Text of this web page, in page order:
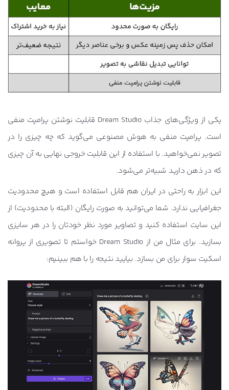
یکی از ویژگی‌های جذاب Dream Studio قابلیت نوشتن پرامپت منفی
است. پرامپت منفی به هوش مصنوعی می‌گوید که چه چیزی را در
تصویر نمی‌خواهید. با استفاده از این قابلیت خروجی نهایی به آن چیزی
که در ذهن دارید شبیه‌تر می‌شود.
این ابزار به راحتی در ایران هم قابل استفاده است و هیچ محدودیت
جغرافیایی ندارد. شما می‌توانید به صورت رایگان (البته با محدودیت) از
این سایت استفاده کنید و تصاویر مورد نظر خودتان را در هر سایزی
بسازید. برای مثال من از Dream Studio خواستم تا تصویری از پروانه
اسکیت سوار برای من بسازد. بیایید نتیجه را با هم ببینیم: